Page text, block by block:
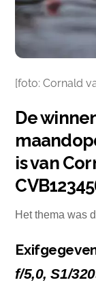
[foto: Cornald
De
is van
Het thema was
f/5,0, S1/